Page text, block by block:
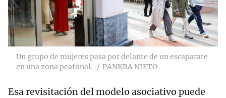
Un grupo de mujeres pasa por delante de un escaparate
en una zona peatonal.
PANKRA NIETO
Esa revisitación del modelo asociativo puede